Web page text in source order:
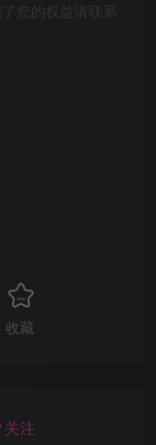
您的权益请联系
收藏
关注